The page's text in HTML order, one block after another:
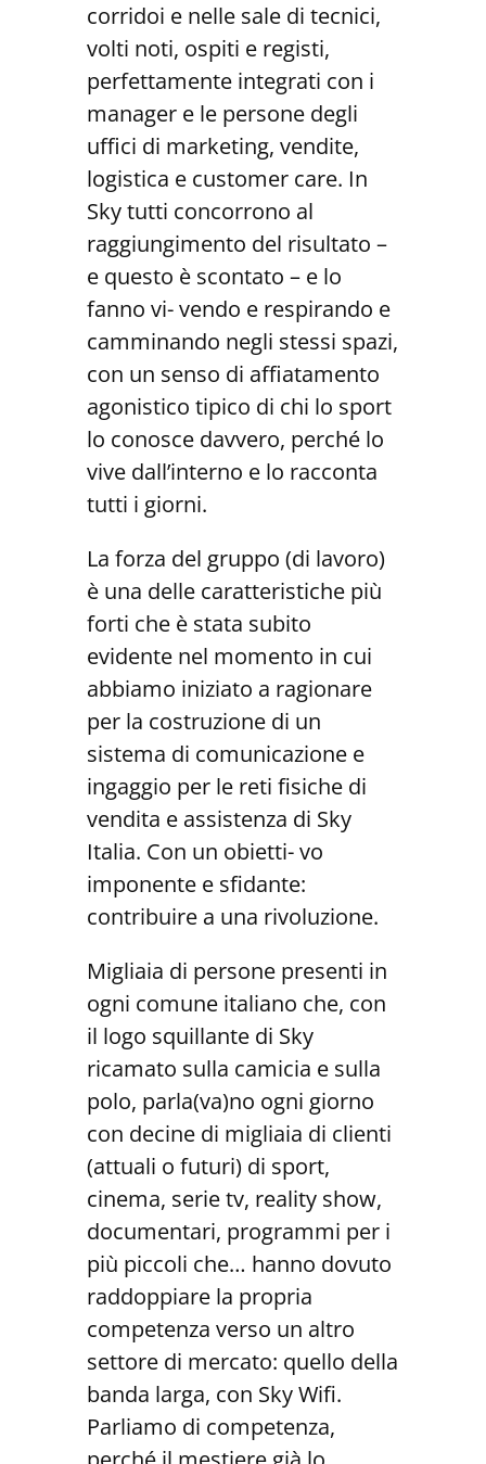
corridoi e nelle sale di tecnici,
volti noti, ospiti e registi,
perfettamente integrati con i
manager e le persone degli
uffici di marketing, vendite,
logistica e customer care. In
Sky tutti concorrono al
raggiungimento del risultato –
e questo è scontato – e lo
fanno vi- vendo e respirando e
camminando negli stessi spazi,
con un senso di affiatamento
agonistico tipico di chi lo sport
lo conosce davvero, perché lo
vive dall’interno e lo racconta
tutti i giorni.
La forza del gruppo (di lavoro)
è una delle caratteristiche più
forti che è stata subito
evidente nel momento in cui
abbiamo iniziato a ragionare
per la costruzione di un
sistema di comunicazione e
ingaggio per le reti fisiche di
vendita e assistenza di Sky
Italia. Con un obietti- vo
imponente e sfidante:
contribuire a una rivoluzione.
Migliaia di persone presenti in
ogni comune italiano che, con
il logo squillante di Sky
ricamato sulla camicia e sulla
polo, parla(va)no ogni giorno
con decine di migliaia di clienti
(attuali o futuri) di sport,
cinema, serie tv, reality show,
documentari, programmi per i
più piccoli che… hanno dovuto
raddoppiare la propria
competenza verso un altro
settore di mercato: quello della
banda larga, con Sky Wifi.
Parliamo di competenza,